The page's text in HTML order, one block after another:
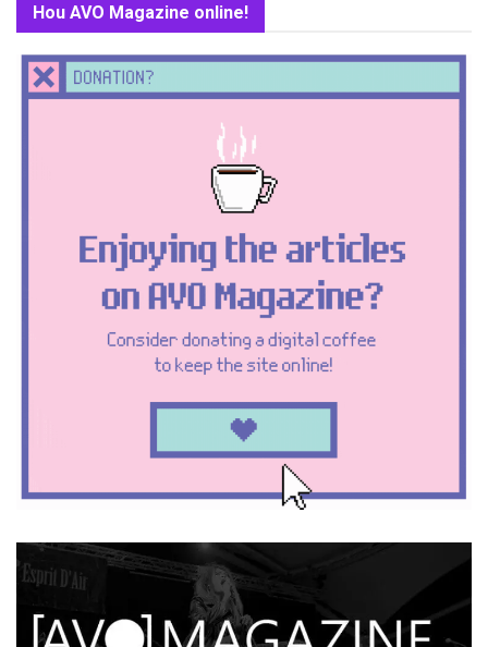
Hou AVO Magazine online!